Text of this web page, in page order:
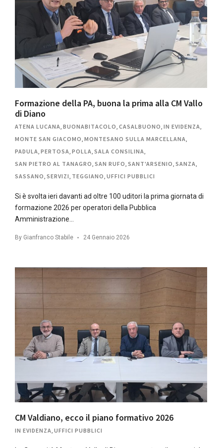
Formazione della PA, buona la prima alla CM Vallo
di Diano
ATENA LUCANA, BUONABITACOLO, CASALBUONO, IN EVIDENZA,
MONTE SAN GIACOMO, MONTESANO SULLA MARCELLANA,
PADULA, PERTOSA, POLLA, SALA CONSILINA,
SAN PIETRO AL TANAGRO, SAN RUFO, SANT'ARSENIO, SANZA,
SASSANO, SERVIZI, TEGGIANO, UFFICI PUBBLICI
Si è svolta ieri davanti ad oltre 100 uditori la prima giornata di
formazione 2026 per operatori della Pubblica
Amministrazione…
By Gianfranco Stabile 24 Gennaio 2026
CM Valdiano, ecco il piano formativo 2026
IN EVIDENZA UFFICI PUBBLICI